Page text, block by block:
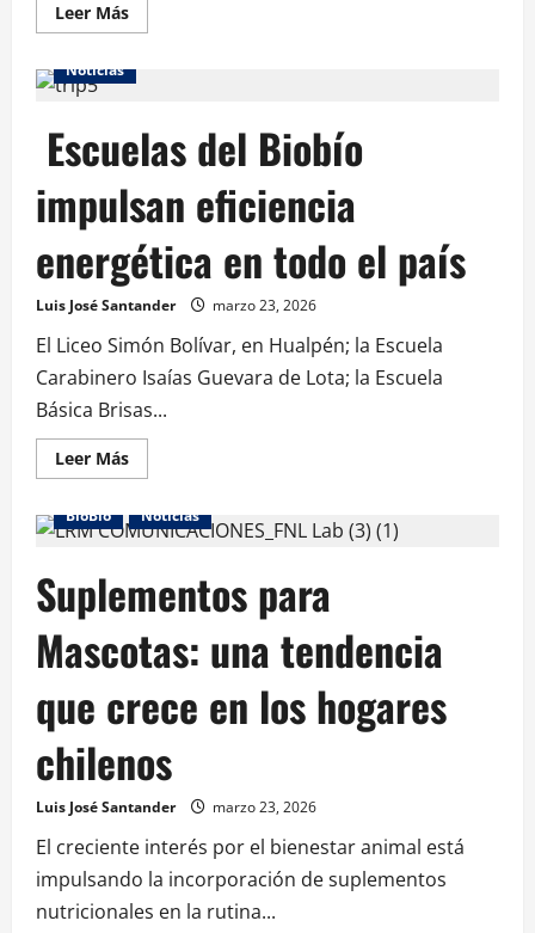
Leer Más
Noticias
Escuelas del Biobío
impulsan eficiencia
energética en todo el país
Luis José Santander marzo 23, 2026
El Liceo Simón Bolívar, en Hualpén; la Escuela
Carabinero Isaías Guevara de Lota; la Escuela
Básica Brisas...
Leer Más
BioBio Noticias
Suplementos para
Mascotas: una tendencia
que crece en los hogares
chilenos
Luis José Santander marzo 23, 2026
El creciente interés por el bienestar animal está
impulsando la incorporación de suplementos
nutricionales en la rutina...